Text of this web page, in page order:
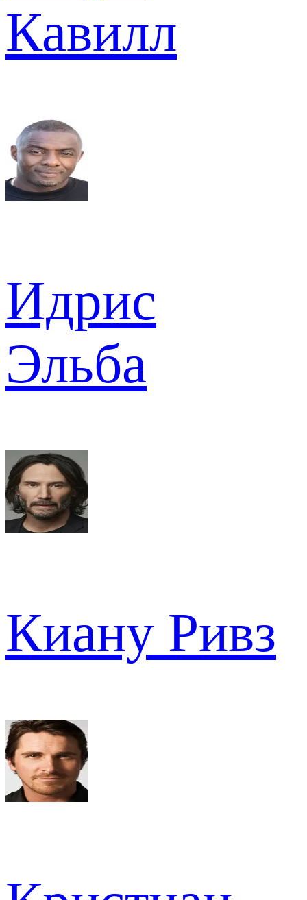
Кавилл
Идрис
Эльба
Киану Ривз